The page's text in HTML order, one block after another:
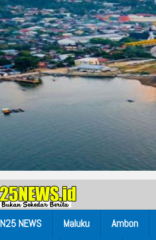
N25 NEWS Maluku Ambon